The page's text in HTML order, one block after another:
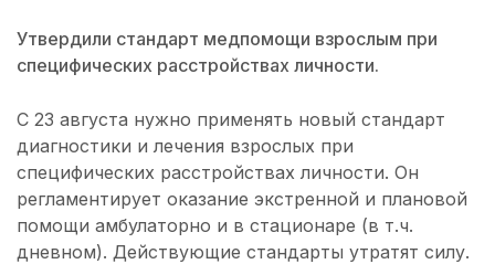
Утвердили стандарт медпомощи взрослым при
специфических расстройствах личности.
С 23 августа нужно применять новый стандарт
диагностики и лечения взрослых при
специфических расстройствах личности. Он
регламентирует оказание экстренной и плановой
помощи амбулаторно и в стационаре (в т.ч.
дневном). Действующие стандарты утратят силу.